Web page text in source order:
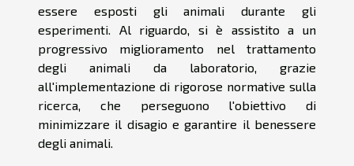
essere esposti gli animali durante gli
esperimenti. Al riguardo, si è assistito a un
progressivo miglioramento nel trattamento
degli animali da laboratorio, grazie
all'implementazione di rigorose normative sulla
ricerca, che perseguono l'obiettivo di
minimizzare il disagio e garantire il benessere
degli animali.